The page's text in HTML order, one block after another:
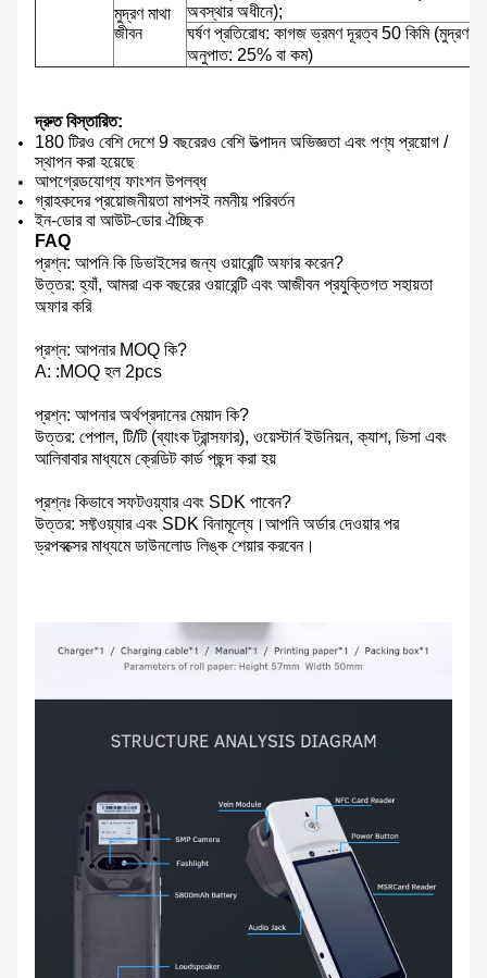
মুদ্রণ মাথা
জীবন
অবস্থার অধীনে);
ঘর্ষণ প্রতিরোধ: কাগজ ভ্রমণ দূরত্ব 50 কিমি (মুদ্রণ
অনুপাত: 25% বা কম)
দ্রুত বিস্তারিত:
180 টিরও বেশি দেশে 9 বছরেরও বেশি উত্পাদন অভিজ্ঞতা এবং পণ্য প্রয়োগ /
স্থাপন করা হয়েছে
আপগ্রেডযোগ্য ফাংশন উপলব্ধ
গ্রাহকদের প্রয়োজনীয়তা মাপসই নমনীয় পরিবর্তন
ইন-ডোর বা আউট-ডোর ঐচ্ছিক
FAQ
প্রশ্ন: আপনি কি ডিভাইসের জন্য ওয়ারেন্টি অফার করেন?
উত্তর: হ্যাঁ, আমরা এক বছরের ওয়ারেন্টি এবং আজীবন প্রযুক্তিগত সহায়তা
অফার করি
প্রশ্ন: আপনার MOQ কি?
A: :MOQ হল 2pcs
প্রশ্ন: আপনার অর্থপ্রদানের মেয়াদ কি?
উত্তর: পেপাল, টি/টি (ব্যাংক ট্রান্সফার), ওয়েস্টার্ন ইউনিয়ন, ক্যাশ, ভিসা এবং
আলিবাবার মাধ্যমে ক্রেডিট কার্ড পছন্দ করা হয়
প্রশ্নঃ কিভাবে সফটওয়্যার এবং SDK পাবেন?
উত্তর: সফ্টওয়্যার এবং SDK বিনামূল্যে।আপনি অর্ডার দেওয়ার পর
ড্রপবক্সের মাধ্যমে ডাউনলোড লিঙ্ক শেয়ার করবেন।